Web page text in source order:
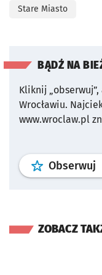
Stare Miasto
BĄDŹ NA
Kliknij
Wrocławiu.
www.wroclaw.pl
Obserwuj
ZOBACZ